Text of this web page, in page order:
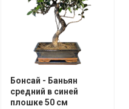
Бонсай - Баньян
средний в синей
плошке 50 см